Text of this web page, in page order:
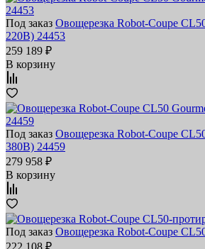
Под заказ Овощерезка Robot-Coupe
220В) 24453
259 189 ₽
В корзину
Под заказ Овощерезка Robot-Coupe
380В) 24459
279 958 ₽
В корзину
Под заказ Овощерезка Robot-Coupe